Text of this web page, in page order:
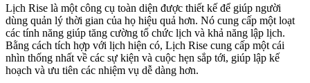
Lịch Rise là một công cụ toàn diện được thiết kế để giúp người
dùng quản lý thời gian của họ hiệu quả hơn. Nó cung cấp một loạt
các tính năng giúp tăng cường tổ chức lịch và khả năng lập lịch.
Bằng cách tích hợp với lịch hiện có, Lịch Rise cung cấp một cái
nhìn thống nhất về các sự kiện và cuộc hẹn sắp tới, giúp lập kế
hoạch và ưu tiên các nhiệm vụ dễ dàng hơn.